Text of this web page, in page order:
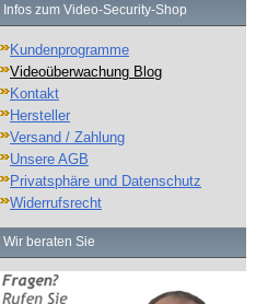
Infos zum Video-Security-Shop
Kundenprogramme
Videoüberwachung Blog
Kontakt
Hersteller
Versand / Zahlung
Unsere AGB
Privatsphäre und Datenschutz
Widerrufsrecht
Wir beraten Sie